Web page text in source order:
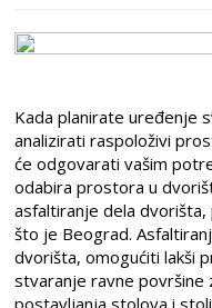
Kada planirate uređenje
analizirati raspoloživi
će odgovarati vašim
odabira prostora u
asfaltiranje dela dvorišta,
što je Beograd.
dvorišta, omogućiti lakši
stvaranje ravne površine
postavljanja stolova i